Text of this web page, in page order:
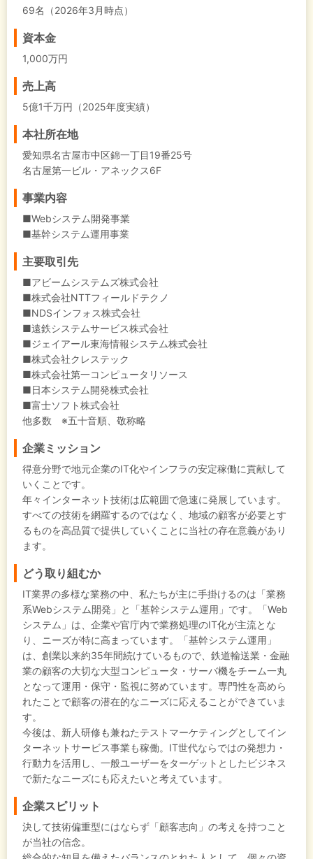
69名（2026年3月時点）
資本金
1,000万円
売上高
5億1千万円（2025年度実績）
本社所在地
愛知県名古屋市中区錦一丁目19番25号
名古屋第一ビル・アネックス6F
事業内容
■Webシステム開発事業
■基幹システム運用事業
主要取引先
■アビームシステムズ株式会社
■株式会社NTTフィールドテクノ
■NDSインフォス株式会社
■遠鉄システムサービス株式会社
■ジェイアール東海情報システム株式会社
■株式会社クレステック
■株式会社第一コンピュータリソース
■日本システム開発株式会社
■富士ソフト株式会社
他多数 ※五十音順、敬称略
企業ミッション
得意分野で地元企業のIT化やインフラの安定稼働に貢献して
いくことです。
年々インターネット技術は広範囲で急速に発展しています。
すべての技術を網羅するのではなく、地域の顧客が必要とす
るものを高品質で提供していくことに当社の存在意義があり
ます。
どう取り組むか
IT業界の多様な業務の中、私たちが主に手掛けるのは「業務
系Webシステム開発」と「基幹システム運用」です。「Web
システム」は、企業や官庁内で業務処理のIT化が主流とな
り、ニーズが特に高まっています。「基幹システム運用」
は、創業以来約35年間続けているもので、鉄道輸送業・金融
業の顧客の大切な大型コンピュータ・サーバ機をチーム一丸
となって運用・保守・監視に努めています。専門性を高めら
れたことで顧客の潜在的なニーズに応えることができていま
す。
今後は、新人研修も兼ねたテストマーケティングとしてイン
ターネットサービス事業も稼働。IT世代ならではの発想力・
行動力を活用し、一般ユーザーをターゲットとしたビジネス
で新たなニーズにも応えたいと考えています。
企業スピリット
決して技術偏重型にはならず「顧客志向」の考えを持つこと
が当社の信念。